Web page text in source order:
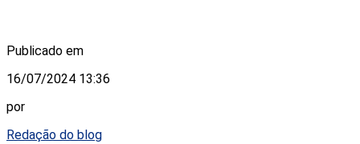
Publicado em
16/07/2024 13:36
por
Redação do blog